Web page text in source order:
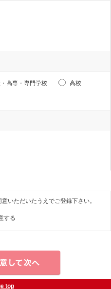
高専・専門学校
高校
意いただいたうえでご登録下さい。
する
top